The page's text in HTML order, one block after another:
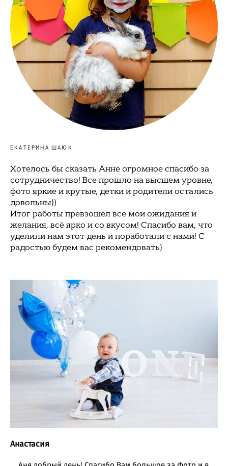
ЕКАТЕРИНА ШАЮК
Хотелось бы сказать Анне огромное спасибо за
сотрудничество! Все прошло на высшем уровне,
фото яркие и крутые, детки и родители остались
довольны))
Итог работы превзошёл все мои ожидания и
желания, всё ярко и со вкусом! Спасибо вам, что
уделили нам этот день и поработали с нами! С
радостью будем вас рекомендовать)
Анастасия